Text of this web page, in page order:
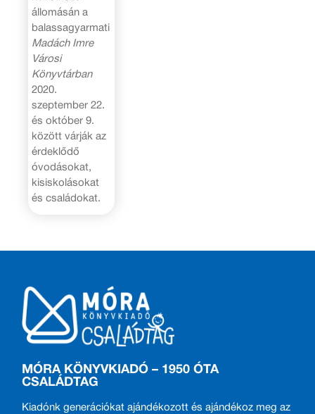
állomásán a
balassagyarmati
Madách Imre
Városi
Könyvtárban
2020.
szeptember 22.
és október 9.
között várják az
érdeklődő
óvodásokat,
kisiskolásokat
és családokat.
MÓRA KÖNYVKIADÓ – 1950 ÓTA
CSALÁDTAG
Kiadónk generációkat ajándékozott és ajándékoz meg az